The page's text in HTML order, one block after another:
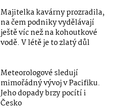
Majitelka kavárny prozradila,
na čem podniky vydělávají
ještě víc než na kohoutkové
vodě. V létě je to zlatý důl
Meteorologové sledují
mimořádný vývoj v Pacifiku.
Jeho dopady brzy pocítí i
Česko